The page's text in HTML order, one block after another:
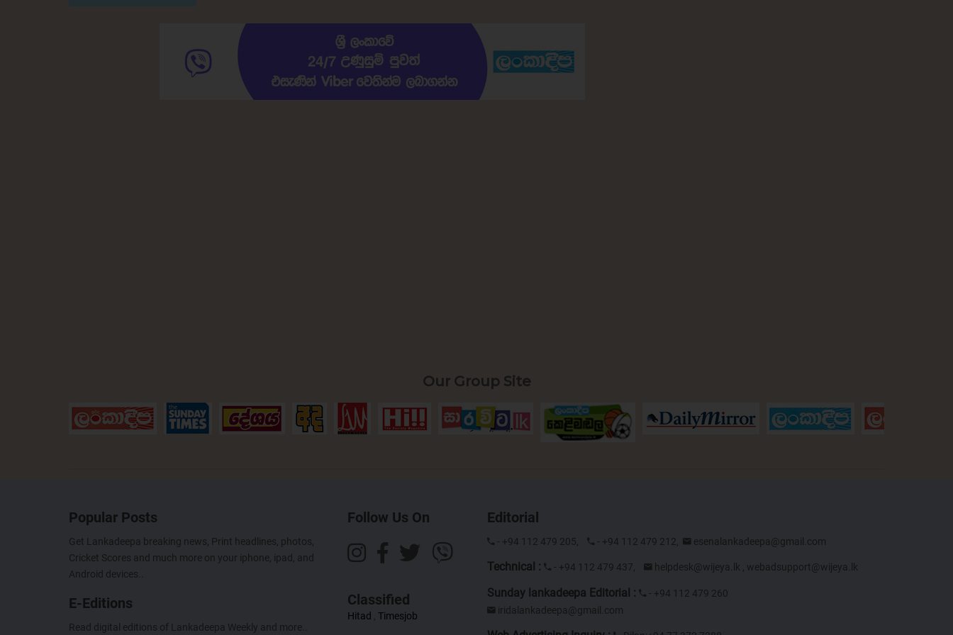
Our Group Site
Popular Posts
Get Lankadeepa breaking news, Print headlines, photos,
Cricket Scores and much more on your iphone, ipad, and
Android devices..
E-Editions
Read digital editions of Lankadeepa Weekly and more..
Follow Us On
Classified
Hitad , Timesjob
Editorial
- +94 112 479 205, - +94 112 479 212, esenalankadeepa@gmail.com
Technical : - +94 112 479 437, helpdesk@wijeya.lk , webadsupport@wijeya.lk
Sunday lankadeepa Editorial :
- +94 112 479 260
iridalankadeepa@gmail.com